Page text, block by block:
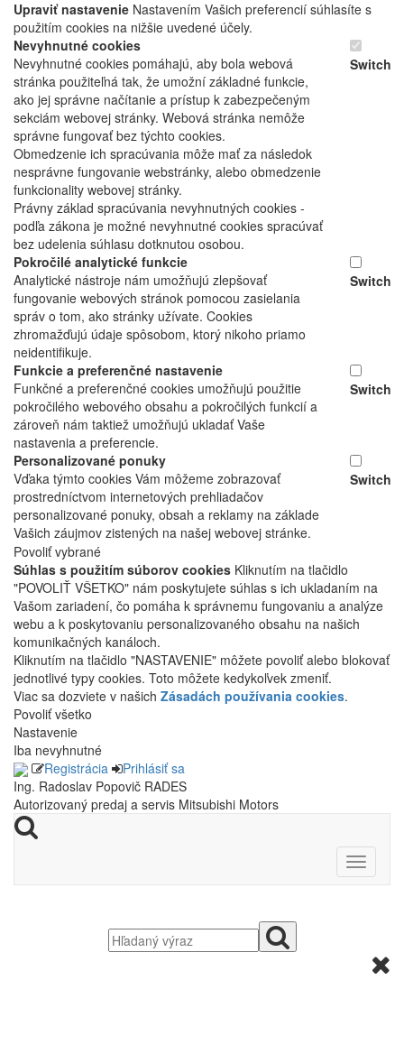
Upraviť nastavenie Nastavením Vašich preferencií súhlasíte s
použitím cookies na nižšie uvedené účely.
Nevyhnutné cookies
Nevyhnutné cookies pomáhajú, aby bola webová
stránka použiteľná tak, že umožní základné funkcie,
ako jej správne načítanie a prístup k zabezpečeným
sekciám webovej stránky. Webová stránka nemôže
správne fungovať bez týchto cookies.
Obmedzenie ich spracúvania môže mať za následok
nesprávne fungovanie webstránky, alebo obmedzenie
funkcionality webovej stránky.
Právny základ spracúvania nevyhnutných cookies -
podľa zákona je možné nevyhnutné cookies spracúvať
bez udelenia súhlasu dotknutou osobou.
Switch
Pokročilé analytické funkcie
Analytické nástroje nám umožňujú zlepšovať
fungovanie webových stránok pomocou zasielania
správ o tom, ako stránky užívate. Cookies
zhromažďujú údaje spôsobom, ktorý nikoho priamo
neidentifikuje.
Switch
Funkcie a preferenčné nastavenie
Funkčné a preferenčné cookies umožňujú použitie
pokročilého webového obsahu a pokročilých funkcií a
zároveň nám taktiež umožňujú ukladať Vaše
nastavenia a preferencie.
Switch
Personalizované ponuky
Vďaka týmto cookies Vám môžeme zobrazovať
prostredníctvom internetových prehliadačov
personalizované ponuky, obsah a reklamy na základe
Vašich záujmov zistených na našej webovej stránke.
Switch
Povoliť vybrané
Súhlas s použitím súborov cookies Kliknutím na tlačidlo
"POVOLIŤ VŠETKO" nám poskytujete súhlas s ich ukladaním na
Vašom zariadení, čo pomáha k správnemu fungovaniu a analýze
webu a k poskytovaniu personalizovaného obsahu na našich
komunikačných kanáloch.
Kliknutím na tlačidlo "NASTAVENIE" môžete povoliť alebo blokovať
jednotlivé typy cookies. Toto môžete kedykoľvek zmeniť.
Viac sa dozviete v našich Zásadách používania cookies.
Povoliť všetko
Nastavenie
Iba nevyhnutné
Registrácia
Prihlásiť sa
Ing. Radoslav Popovič RADES
Autorizovaný predaj a servis Mitsubishi Motors